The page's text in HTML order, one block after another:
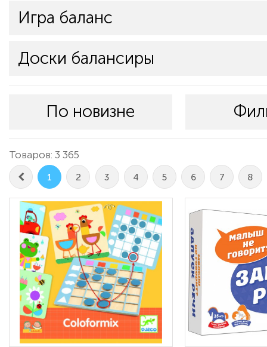
Игра баланс
Доски балансиры
По новизне
Товаров: 3 365
1 2 3 4 5 6 7 8